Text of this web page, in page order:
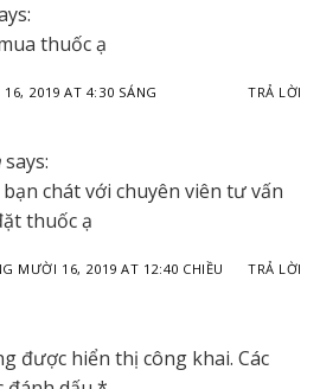
thuốc ạ
2019 AT 4:30 SÁNG TRẢ LỜI
says:
chát với chuyên viên tư vấn
thuốc ạ
MƯỜI 16, 2019 AT 12:40 CHIỀU TRẢ LỜI
được hiển thị công khai. Các